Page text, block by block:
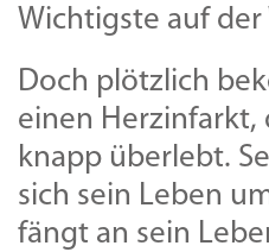
Wichtigste auf der
Doch plötzlich
einen Herzinfarkt,
knapp überlebt.
sich sein Leben
fängt an sein